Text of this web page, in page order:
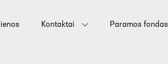
Kontaktai Paramos fondas